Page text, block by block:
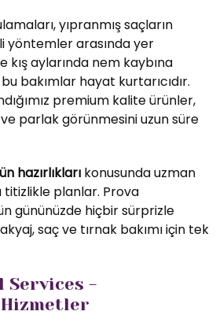
yıpranmış saçların
yöntemler arasında yer
kış aylarında nem kaybına
bakımlar hayat kurtarıcıdır.
premium kalite ürünler,
ve parlak görünmesini uzun süre
hazırlıkları konusunda uzman
titizlikle planlar. Prova
gününüzde hiçbir sürprizle
saç ve tırnak bakımı için tek
-